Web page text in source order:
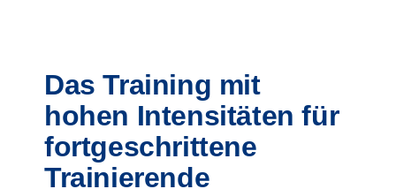
Das Training mit
hohen Intensitäten für
fortgeschrittene
Trainierende